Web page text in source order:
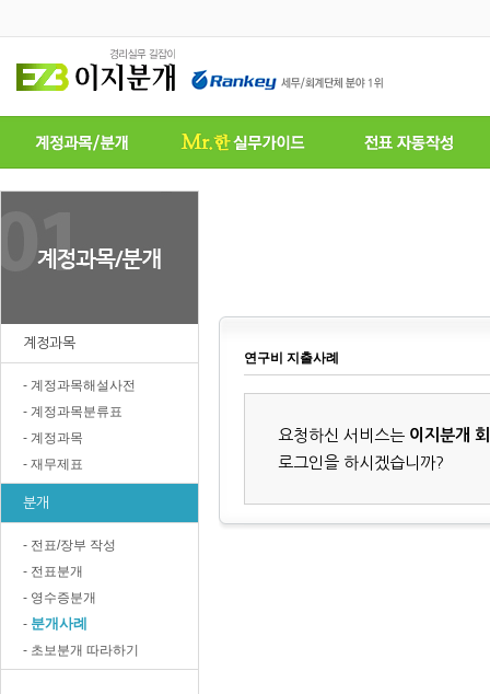
계정과목
- 계정과목해설사전
- 계정과목분류표
- 계정과목
- 재무제표
분개
- 전표/장부 작성
- 전표분개
- 영수증분개
- 분개사례
- 초보분개 따라하기
연구비 지출사례
요청하신 서비스는 이지분개
로그인을 하시겠습니까?